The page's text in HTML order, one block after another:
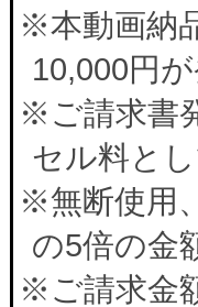
※本動画納
10,000円
※ご請求書
セル料と
※無断使用
の5倍の金
※ご請求金